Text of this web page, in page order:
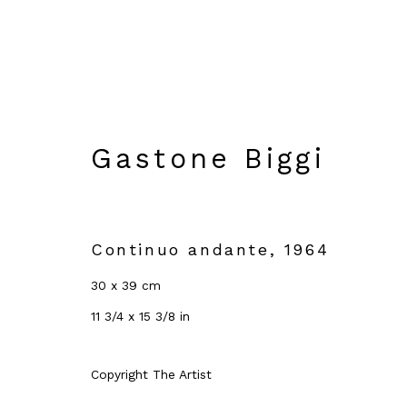
Gastone Biggi. La
24 Settembre 2025 - 15 Gennaio
Genova
Panoramica Opere
Gastone Biggi
Continuo andante, 1964
30 x 39 cm
11 3/4 x 15 3/8 in
Copyright The Artist